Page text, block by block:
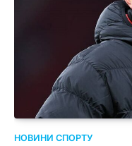
НОВИНИ СПОРТУ